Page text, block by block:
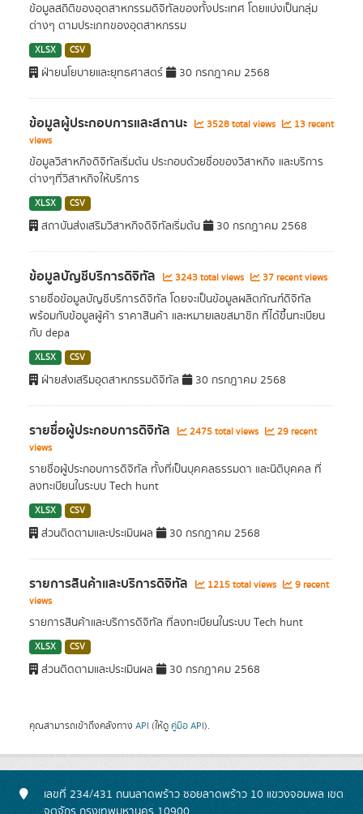
ข้อมูลสถิติของอุตสาหกรรมดิจิทัลของทั้งประเทศ โดยแบ่งเป็นกลุ่ม
ต่างๆ ตามประเภทของอุตสาหกรรม
XLSX CSV
ฝ่ายนโยบายและยุทธศาสตร์ 30 กรกฎาคม 2568
ข้อมูลผู้ประกอบการและสถานะ 3528 total views
13 recent
views
ข้อมูลวิสาหกิจดิจิทัลเริ่มต้น ประกอบด้วยชื่อของวิสาหกิจ และบริการ
ต่างๆที่วิสาหกิจให้บริการ
XLSX CSV
สถาบันส่งเสริมวิสาหกิจดิจิทัลเริ่มต้น 30 กรกฎาคม 2568
ข้อมูลบัญชีบริการดิจิทัล 3243 total views 37 recent views
รายชื่อข้อมูลบัญชีบริการดิจิทัล โดยจะเป็นข้อมูลผลิตภัณฑ์ดิจิทัล
พร้อมกับข้อมูลผู้ค้า ราคาสินค้า และหมายเลขสมาชิก ที่ได้ขึ้นทะเบียน
กับ depa
XLSX CSV
ฝ่ายส่งเสริมอุตสาหกรรมดิจิทัล 30 กรกฎาคม 2568
รายชื่อผู้ประกอบการดิจิทัล 2475 total views
29 recent
views
รายชื่อผู้ประกอบการดิจิทัล ทั้งที่เป็นบุคคลธรรมดา และนิติบุคคล ที่
ลงทะเบียนในระบบ Tech hunt
XLSX CSV
ส่วนติดตามและประเมินผล 30 กรกฎาคม 2568
รายการสินค้าและบริการดิจิทัล 1215 total views
9 recent
views
รายการสินค้าและบริการดิจิทัล ที่ลงทะเบียนในระบบ Tech hunt
XLSX CSV
ส่วนติดตามและประเมินผล 30 กรกฎาคม 2568
คุณสามารถเข้าถึงคลังทาง API (ให้ดู คู่มือ API).
เลขที่ 234/431 ถนนลาดพร้าว ซอยลาดพร้าว 10 แขวงจอมพล เขต